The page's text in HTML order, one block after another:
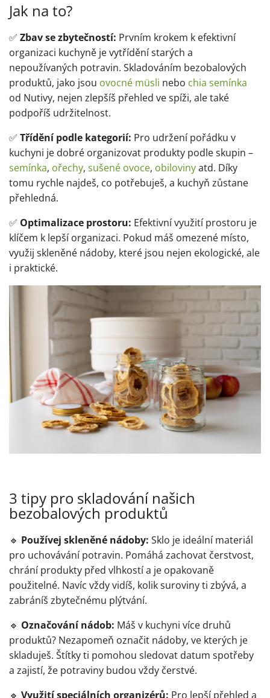
Jak na to?
✅ Zbav se zbytečností: Prvním krokem k efektivní
organizaci kuchyně je vytřídění starých a
nepoužívaných potravin. Skladováním bezobalových
produktů, jako jsou ovocné müsli nebo chia semínka
od Nutivy, nejen zlepšíš přehled ve spíži, ale také
podpoříš udržitelnost.
✅ Třídění podle kategorií: Pro udržení pořádku v
kuchyni je dobré organizovat produkty podle skupin –
semínka, ořechy, sušené ovoce, obilovinyatd. Díky
tomu rychle najdeš, co potřebuješ, a kuchyň zůstane
přehledná.
✅ Optimalizace prostoru: Efektivní využití prostoru je
klíčem k lepší organizaci. Pokud máš omezené místo,
využij skleněné nádoby, které jsou nejen ekologické, ale
i praktické.
3 tipy pro skladování našich
bezobalových produktů
🔹 Používej skleněné nádoby: Sklo je ideální materiál
pro uchovávání potravin. Pomáhá zachovat čerstvost,
chrání produkty před vlhkostí a je opakovaně
použitelné. Navíc vždy vidíš, kolik suroviny ti zbývá, a
zabráníš zbytečnému plýtvání.
🔹 Označování nádob: Máš v kuchyni více druhů
produktů? Nezapomeň označit nádoby, ve kterých je
skladuješ. Štítky ti pomohou sledovat datum spotřeby
a zajistí, že potraviny budou vždy čerstvé.
🔹 Využití speciálních organizérů: Pro lepší přehled a